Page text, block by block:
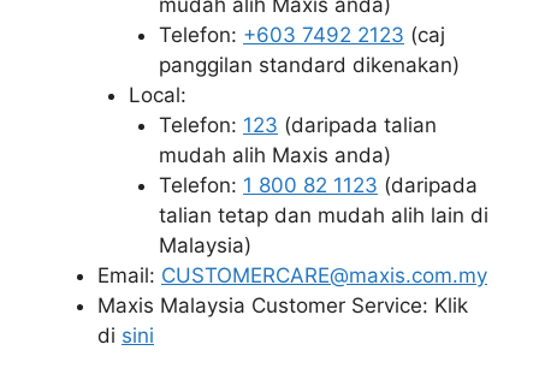
Telefon: +603 7492 2123 (caj
panggilan standard dikenakan)
Local:
Telefon: 123 (daripada talian
mudah alih Maxis anda)
Telefon: 1 800 82 1123 (daripada
talian tetap dan mudah alih lain di
Malaysia)
Email: CUSTOMERCARE@maxis.com.my
Maxis Malaysia Customer Service: Klik
di sini